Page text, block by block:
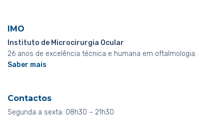
IMO
Instituto de Microcirurgia Ocular
26 anos de excelência técnica e humana em oftalmologia.
Saber mais
Contactos
Segunda a sexta: 08h30 – 21h30